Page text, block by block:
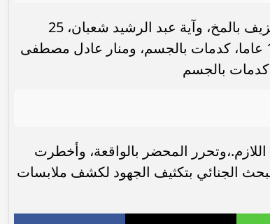
بالانتقال، تبين إصابة عادل مصطفى عباس 59 عاما، بنزيف بالمخ، وآية عبد الرشيد شعبان، 25
عاما، اشتباه ما بعد الارتجاج، وأحمد عادل مصطفى 13 عاما، كدمات بالجسم، ومنار عادل مصطفى
المحضر بالواقعة، وأخطرت
الجنائي بتكثيف الجهود لكشف ملابسات